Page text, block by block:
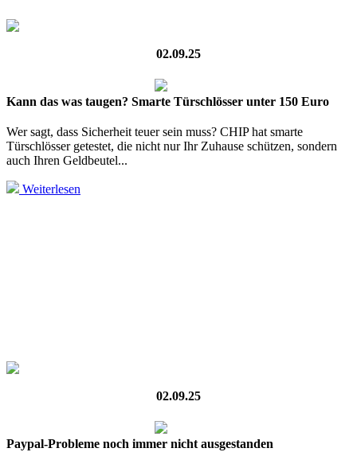
02.09.25
Kann das was taugen? Smarte Türschlösser unter 150 Euro
Wer sagt, dass Sicherheit teuer sein muss? CHIP hat smarte
Türschlösser getestet, die nicht nur Ihr Zuhause schützen, sondern
auch Ihren Geldbeutel...
Weiterlesen
02.09.25
Paypal-Probleme noch immer nicht ausgestanden